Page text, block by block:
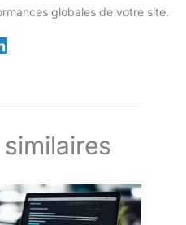
globales de votre site.